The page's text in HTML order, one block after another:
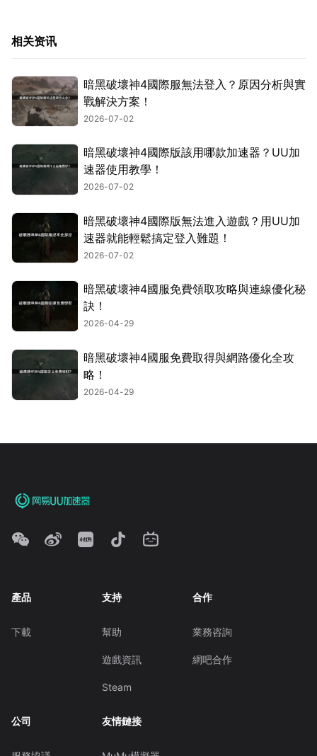
相关资讯
暗黑破壞神4國際服無法登入？原因分析與實
戰解決方案！
2026-07-02
暗黑破壞神4國際版該用哪款加速器？UU加
速器使用教學！
2026-07-02
暗黑破壞神4國際版無法進入遊戲？用UU加
速器就能輕鬆搞定登入難題！
2026-07-02
暗黑破壞神4國服免費領取攻略與連線優化秘
訣！
2026-04-29
暗黑破壞神4國服免費取得與網路優化全攻
略！
2026-04-29
產品
下載
支持
幫助
遊戲資訊
Steam
合作
業務咨詢
網吧合作
公司 友情鏈接